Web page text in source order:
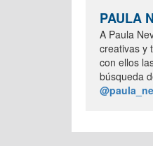
PAULA
A Paula
creativas y
con ellos
búsqueda